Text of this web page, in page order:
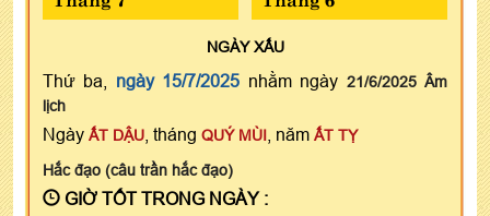
NGÀYXẤU
Thứ ba, ngày 15/7/2025 nhằm ngày 21/6/2025 Âm
lịch
Ngày ẤT DẬU , tháng QUÝ MÙI , năm ẤT TỴ
Hắc đạo (câu trần hắc đạo)
GIỜ TỐT TRONG NGÀY :